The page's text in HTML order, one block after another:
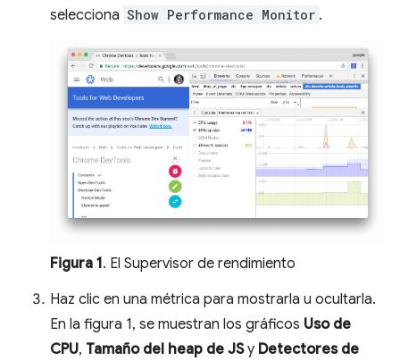
selecciona Show Performance Monitor .
Figura 1. El Supervisor de rendimiento
Haz clic en una métrica para mostrarla u ocultarla.
En la figura 1, se muestran los gráficos Uso de
CPU, Tamaño del heap de JSy Detectores de